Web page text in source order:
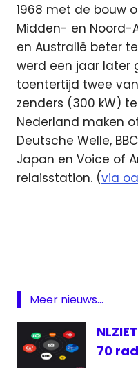
1968 met de bouw
Midden- en Noord-
en Australië beter
werd een jaar later
toentertijd twee
zenders (300 kW)
Nederland maken
Deutsche Welle,
Japan en Voice of
relaisstation. (via
omroep
rnw
Wereldomroep
Meer nieuws...
70